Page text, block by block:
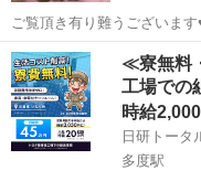
ご覧頂き有り難うございます♥︎︎∗︎*゜
にオマケ付けます...♪*゜ 🔴アイシャドウ 気軽に質問等お問い合わせ下
三重 松阪市 相可駅
≪寮無料
工場での
時給
日研トータ
多度駅